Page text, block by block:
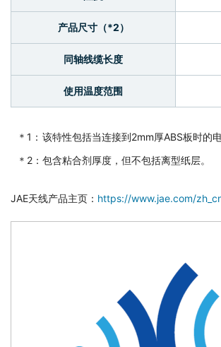
产品尺寸（*2）
同轴线缆长度
使用温度范围
该特性包括当连接到2mm厚ABS板时的电
包含粘合剂厚度，但不包括离型纸层。
JAE天线产品主页： https://www.jae.com/